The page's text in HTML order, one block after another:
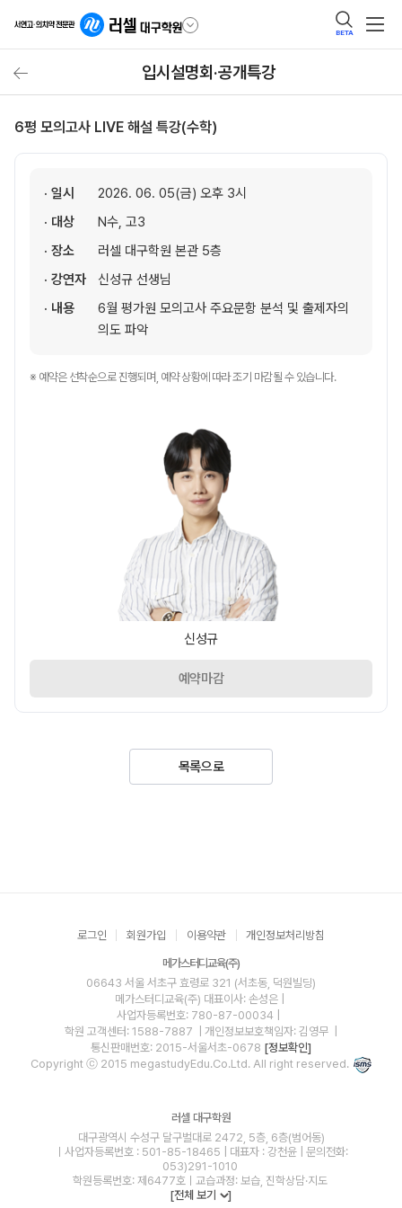
BETA
입시설명회·공개특강
6평 모의고사 LIVE 해설 특강(수학)
· 일시
2026. 06. 05(금) 오후 3시
· 대상
N수, 고3
· 장소
러셀 대구학원 본관 5층
· 강연자
신성규 선생님
· 내용
6월 평가원 모의고사 주요문항 분석 및 출제자의
의도 파악
※ 예약은 선착순으로 진행되며, 예약 상황에 따라 조기 마감될 수 있습니다.
신성규
예약마감
목록으로
로그인 회원가입 이용약관 개인정보처리방침
메가스터디교육(주)
06643 서울 서초구 효령로 321 (서초동, 덕원빌딩)
메가스터디교육(주) 대표이사: 손성은 |
사업자등록번호: 780-87-00034
학원 고객센터: 1588-7887
| 개인정보보호책임자: 김영무
통신판매번호: 2015-서울서초-0678 [정보확인]
Copyright ⓒ 2015 megastudyEdu.Co.Ltd. All right reserved.
러셀 대구학원
대구광역시 수성구 달구벌대로 2472, 5층, 6층(범어동)
ㅣ사업자등록번호 : 501-85-18465 | 대표자 : 강천윤 | 문의전화:
053)291-1010
학원등록번호: 제6477호ㅣ교습과정: 보습, 진학상담·지도
[전체 보기
]